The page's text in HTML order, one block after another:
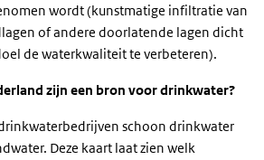
wordt (kunstmatige infiltratie van
of andere doorlatende lagen dicht
de waterkwaliteit te verbeteren).
zijn een bron voor drinkwater?
schoon drinkwater
Deze kaart laat zien welk